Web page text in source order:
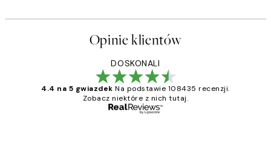
Opinie klientów
DOSKONALI
4.4 na 5 gwiazdek Na podstawie 108435 recenzji.
Zobacz niektóre z nich tutaj.